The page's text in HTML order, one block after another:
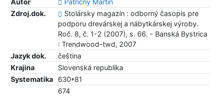
Autor
Patřičný Martin
Zdroj.dok.
Stolársky magazín : odborný časopis pre
podporu drevárskej a nábytkárskej výroby.
Roč. 8, č. 1-2 (2007), s. 66. - Banská Bystrica
: Trendwood-twd, 2007
Jazyk dok.
čeština
Krajina
Slovenská republika
Systematika
630*81
674